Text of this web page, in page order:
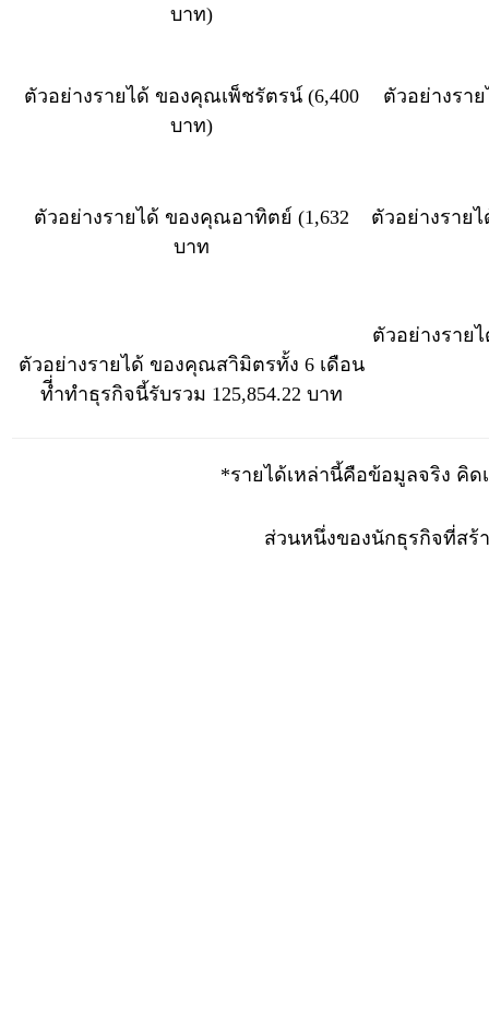
บาท)
ตัวอย่างรายได้ ของคุณเพ็ชรัตรน์ (6,400
บาท)
ตัวอย่างรา
ตัวอย่างรายได้ ของคุณอาทิตย์ (1,632
บาท
ตัวอย่างรายได้ ของคุณสาิมิตรทั้ง 6 เดือน
ที่ำทำธุรกิจนี้รับรวม 125,854.22 บาท
ตัวอย่างราย
ตัวอย่างราย
*รายได้เหล่านี้คือข้อมูลจริง คิ
ส่วนหนึ่งของนักธุรกิจที่สร้